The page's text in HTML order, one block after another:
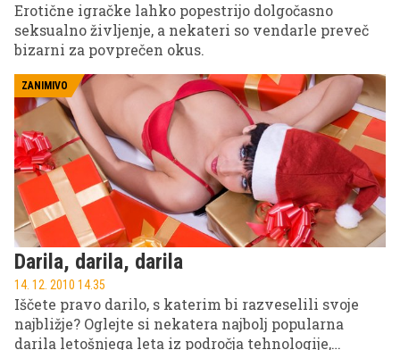
Erotične igračke lahko popestrijo dolgočasno
seksualno življenje, a nekateri so vendarle preveč
bizarni za povprečen okus.
ZANIMIVO
Darila, darila, darila
14. 12. 2010 14.35
Iščete pravo darilo, s katerim bi razveselili svoje
najbližje? Oglejte si nekatera najbolj popularna
darila letošnjega leta iz področja tehnologije,